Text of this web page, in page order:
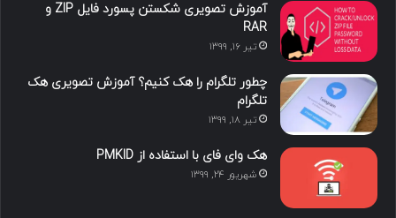
ی
ن
گ
ا
آموزش تصویری شکستن پسورد فایل ZIP و
RAR
تیر ۱۶, ۱۳۹۹
چطور تلگرام را هک کنیم؟ آموزش تصویری هک
تلگرام
تیر ۱۸, ۱۳۹۹
هک وای فای با استفاده از PMKID
شهریور ۲۴, ۱۳۹۹